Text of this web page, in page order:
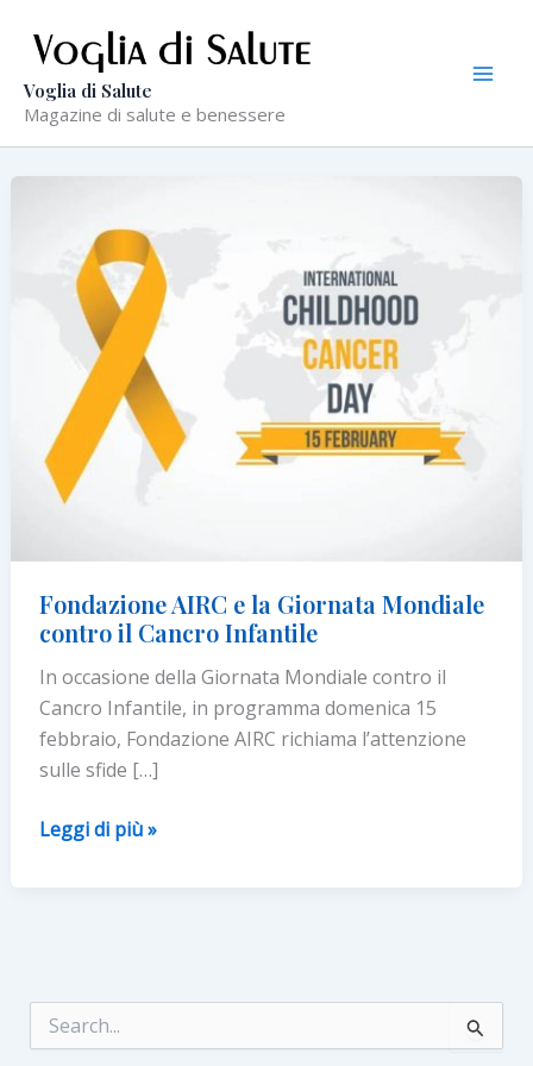
contenuto
Voglia di Salute
Magazine di salute e benessere
Fondazione AIRC e la Giornata Mondiale
contro il Cancro Infantile
In occasione della Giornata Mondiale contro il
Cancro Infantile, in programma domenica 15
febbraio, Fondazione AIRC richiama l’attenzione
sulle sfide […]
Fondazione
contro
il
Leggi di più »